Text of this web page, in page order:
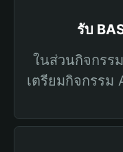
รับ
ในส่วนกิจกรร
เตรียมกิจกรรม